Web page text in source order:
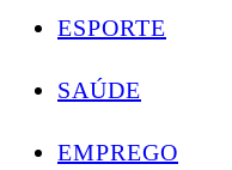
ESPORTE
SAÚDE
EMPREGO